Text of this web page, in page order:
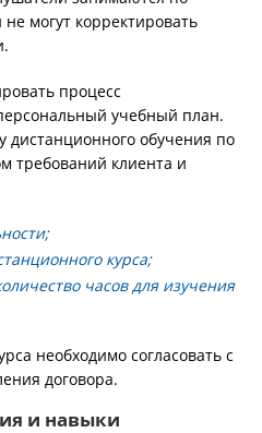
могут корректировать
процесс
учебный план.
обучения по
требований клиента и
курса;
часов для изучения
необходимо согласовать с
договора.
и навыки